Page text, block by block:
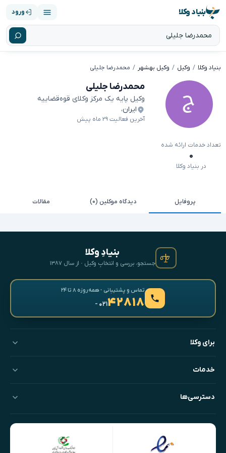
بنیاد وکلا ورود
بنیاد وکلا وکیل وکیل بهشهر محمدرضا جلیلی
محمدرضا جلیلی
وکیل پایه یک مرکز وکلای قوه‌قضاییه
ایران،
آخرین فعالیت ۲۹ ماه پیش
تعداد خدمات ارائه شده
۰
در بنیاد وکلا
پروفایل دیدگاه موکلین (۰) مقالات
بنیادِ وکلا
جستجو، بررسی و انتخابِ وکیل · از سال ۱۳۸۷
تماس و پشتیبانی · همه‌روزه ۸ تا ۲۴
۴۲۸۱۸- ۰۲۱
برای وکلا
خدمات
دسترسی‌ها